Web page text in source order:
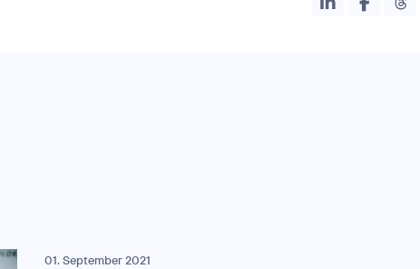
01. September 2021